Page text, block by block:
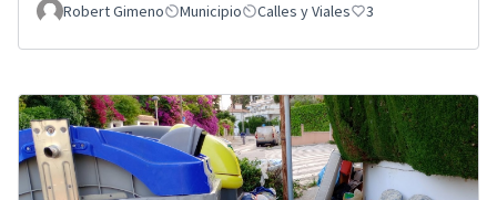
Robert Gimeno Municipio Calles y Viales 3